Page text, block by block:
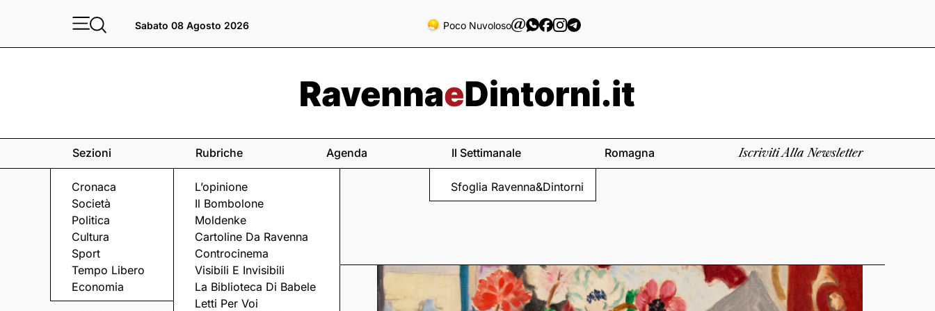
Sabato 08 Agosto 2026 Poco Nuvoloso
Sezioni
Cronaca
Società
Politica
Cultura
Sport
Tempo Libero
Economia
Rubriche
L’opinione
Il Bombolone
Moldenke
Cartoline Da Ravenna
Controcinema
Visibili E Invisibili
La Biblioteca Di Babele
Letti Per Voi
Agenda Il Settimanale
Sfoglia Ravenna&Dintorni
Romagna Iscriviti Alla Newsletter
LA MOSTRA